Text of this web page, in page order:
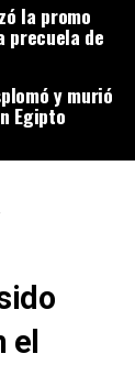
la promo
precuela de
y murió
Egipto
el